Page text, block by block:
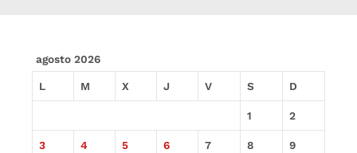
agosto 2026
L M X J V S D
1 2
3 4 5 6 7 8 9